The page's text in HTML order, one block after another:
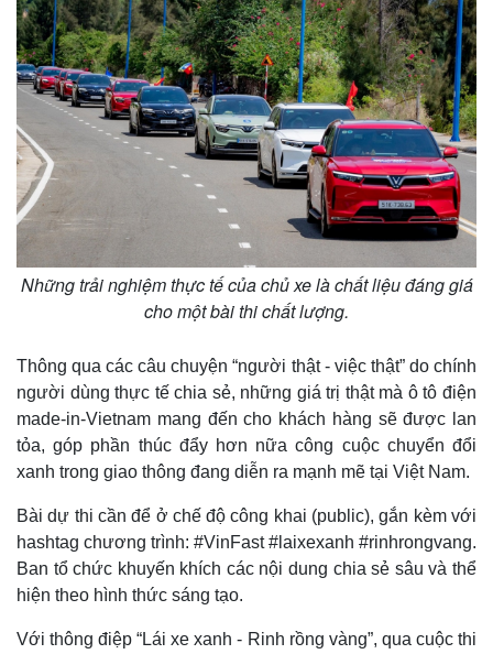
Những trải nghiệm thực tế của chủ xe là chất liệu đáng giá
cho một bài thi chất lượng.
Thông qua các câu chuyện “người thật - việc thật” do chính
người dùng thực tế chia sẻ, những giá trị thật mà ô tô điện
made-in-Vietnam mang đến cho khách hàng sẽ được lan
tỏa, góp phần thúc đẩy hơn nữa công cuộc chuyển đổi
xanh trong giao thông đang diễn ra mạnh mẽ tại Việt Nam.
Bài dự thi cần để ở chế độ công khai (public), gắn kèm với
hashtag chương trình: #VinFast #laixexanh #rinhrongvang.
Ban tổ chức khuyến khích các nội dung chia sẻ sâu và thể
hiện theo hình thức sáng tạo.
Với thông điệp “Lái xe xanh - Rinh rồng vàng”, qua cuộc thi